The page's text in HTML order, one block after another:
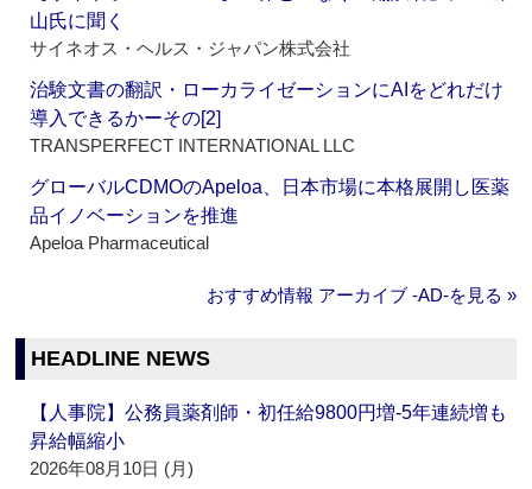
山氏に聞く
サイネオス・ヘルス・ジャパン株式会社
治験文書の翻訳・ローカライゼーションにAIをどれだけ
導入できるかーその[2]
TRANSPERFECT INTERNATIONAL LLC
グローバルCDMOのApeloa、日本市場に本格展開し医薬
品イノベーションを推進
Apeloa Pharmaceutical
おすすめ情報 アーカイブ ‐AD‐を見る »
HEADLINE NEWS
【人事院】公務員薬剤師・初任給9800円増‐5年連続増も
昇給幅縮小
2026年08月10日 (月)